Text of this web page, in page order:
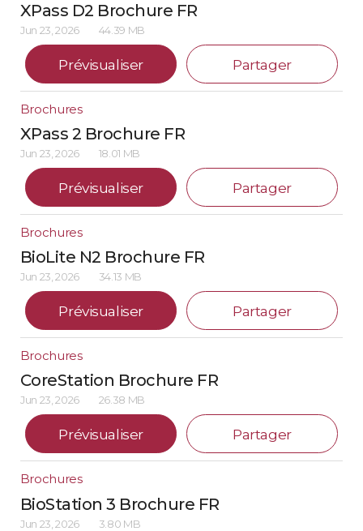
XPass D2 Brochure FR
Jun 23, 2026 44.39 MB
Prévisualiser Partager
Brochures
XPass 2 Brochure FR
Jun 23, 2026 18.01 MB
Prévisualiser Partager
Brochures
BioLite N2 Brochure FR
Jun 23, 2026 34.13 MB
Prévisualiser Partager
Brochures
CoreStation Brochure FR
Jun 23, 2026 26.38 MB
Prévisualiser Partager
Brochures
BioStation 3 Brochure FR
Jun 23, 2026 3.80 MB